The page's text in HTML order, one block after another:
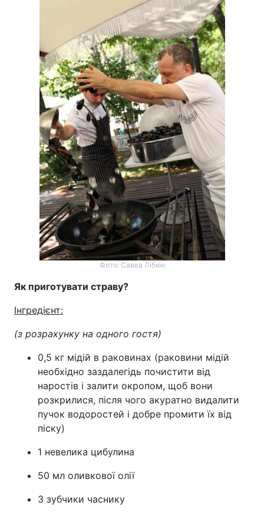
Фото: Савва Лібкін
Як приготувати страву?
Інгредієнт:
(з розрахунку на одного гостя)
0,5 кг мідій в раковинах (раковини мідій
необхідно заздалегідь почистити від
наростів і залити окропом, щоб вони
розкрилися, після чого акуратно видалити
пучок водоростей і добре промити їх від
піску)
1 невелика цибулина
50 мл оливкової олії
3 зубчики часнику